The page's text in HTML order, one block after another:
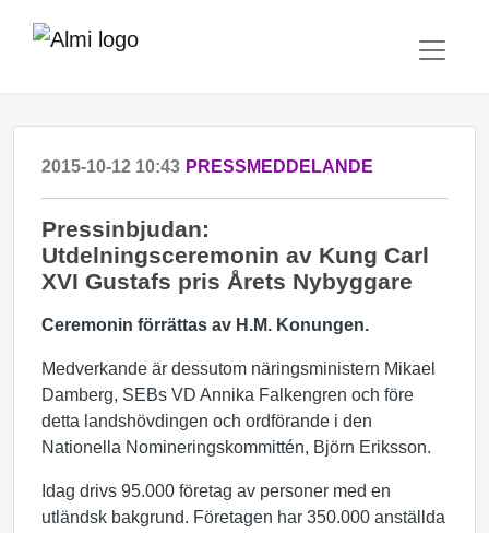
2015-10-12 10:43 PRESSMEDDELANDE
Pressinbjudan:
Utdelningsceremonin av Kung Carl
XVI Gustafs pris Årets Nybyggare
Ceremonin förrättas av H.M. Konungen.
Medverkande är dessutom näringsministern Mikael
Damberg, SEBs VD Annika Falkengren och före
detta landshövdingen och ordförande i den
Nationella Nomineringskommittén, Björn Eriksson.
Idag drivs 95.000 företag av personer med en
utländsk bakgrund. Företagen har 350.000 anställda